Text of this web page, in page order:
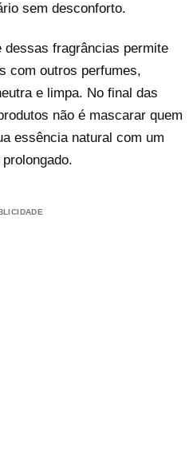
sem desconforto.
fragrâncias permite
com outros perfumes,
e limpa. No final das
não é mascarar quem
essência natural com um